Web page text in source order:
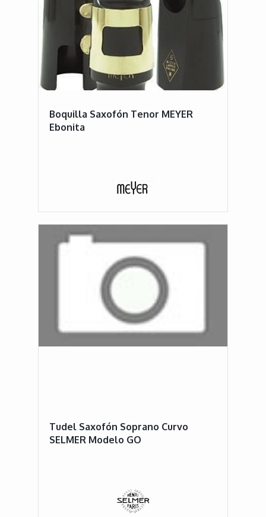
Boquilla Saxofón Tenor MEYER
Ebonita
Tudel Saxofón Soprano Curvo
SELMER Modelo GO